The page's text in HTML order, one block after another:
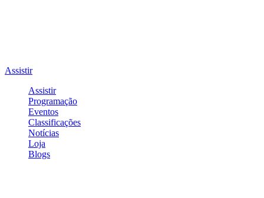
Assistir
Assistir
Programação
Eventos
Classificações
Notícias
Loja
Blogs